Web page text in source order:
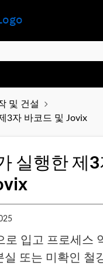
및 건설
3자 바코드 및 Jovix
실행한 제3
로 입고 프로세스
실 또는 미확인 철